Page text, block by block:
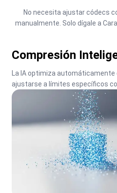
No necesita ajustar códecs
manualmente. Solo dígale a
Compresión
La IA optimiza
ajustarse a límites específicos